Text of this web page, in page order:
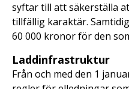
syftar till att säkerställa
tillfällig karaktär.
60 000 kronor för den
Laddinfrastruktur
Från och med den 1